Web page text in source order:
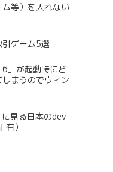
等）を入れない
ゲーム5選
」が起動時にど
まうのでウィン
見る日本のdev
）